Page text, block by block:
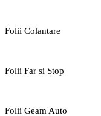
Folii Colantare
Folii Far si Stop
Folii Geam Auto